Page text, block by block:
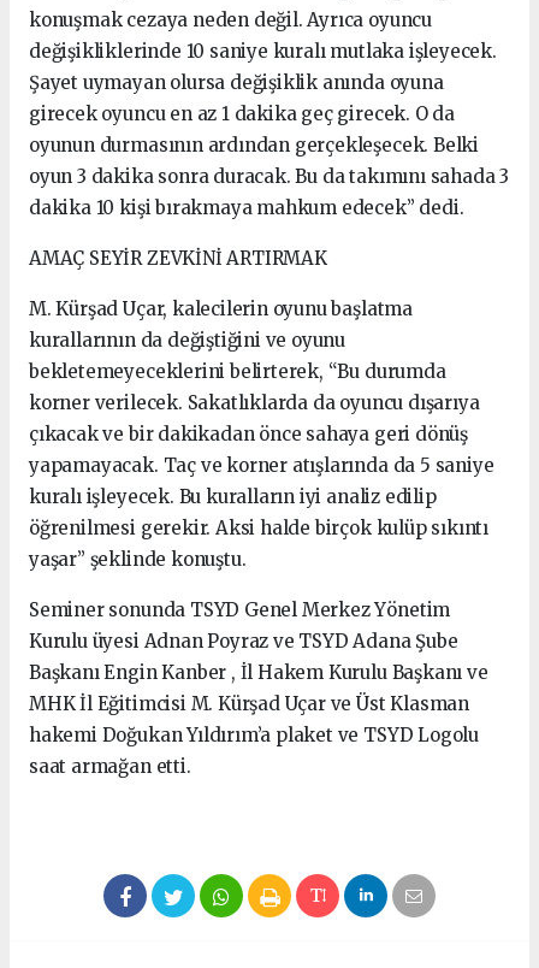
konuşmak cezaya neden değil. Ayrıca oyuncu
değişikliklerinde 10 saniye kuralı mutlaka işleyecek.
Şayet uymayan olursa değişiklik anında oyuna
girecek oyuncu en az 1 dakika geç girecek. O da
oyunun durmasının ardından gerçekleşecek. Belki
oyun 3 dakika sonra duracak. Bu da takımını sahada 3
dakika 10 kişi bırakmaya mahkum edecek” dedi.
AMAÇ SEYİR ZEVKİNİ ARTIRMAK
M. Kürşad Uçar, kalecilerin oyunu başlatma
kurallarının da değiştiğini ve oyunu
bekletemeyeceklerini belirterek, “Bu durumda
korner verilecek. Sakatlıklarda da oyuncu dışarıya
çıkacak ve bir dakikadan önce sahaya geri dönüş
yapamayacak. Taç ve korner atışlarında da 5 saniye
kuralı işleyecek. Bu kuralların iyi analiz edilip
öğrenilmesi gerekir. Aksi halde birçok kulüp sıkıntı
yaşar” şeklinde konuştu.
Seminer sonunda TSYD Genel Merkez Yönetim
Kurulu üyesi Adnan Poyraz ve TSYD Adana Şube
Başkanı Engin Kanber , İl Hakem Kurulu Başkanı ve
MHK İl Eğitimcisi M. Kürşad Uçar ve Üst Klasman
hakemi Doğukan Yıldırım’a plaket ve TSYD Logolu
saat armağan etti.